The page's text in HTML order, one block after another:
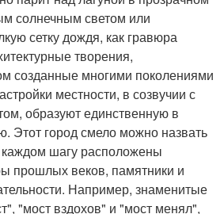
солнечным светом или
сетку дождя, как гравюра
творения,
созданные многими поколениями
местности, в созвучии с
образуют единственную в
Этот город смело можно назвать
каждом шагу расположены
прошлых веков, памятники и
Например, знаменитые
"мост вздохов" и "мост менял",